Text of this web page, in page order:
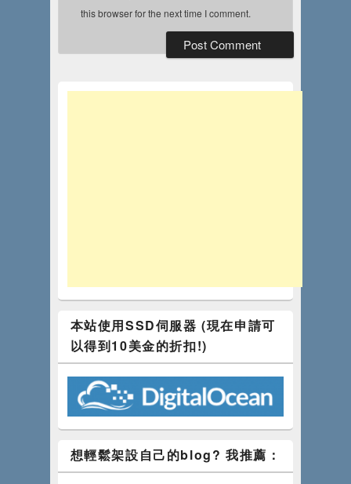
this browser for the next time I comment.
本站使用SSD伺服器 (現在申請可
以得到10美金的折扣!)
想輕鬆架設自己的blog? 我推薦：